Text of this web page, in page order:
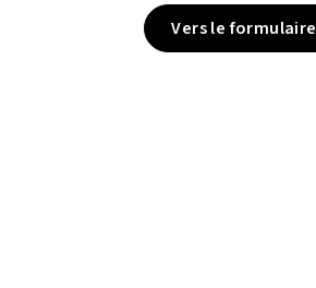
Vers le formulaire